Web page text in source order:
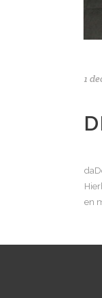
1
en